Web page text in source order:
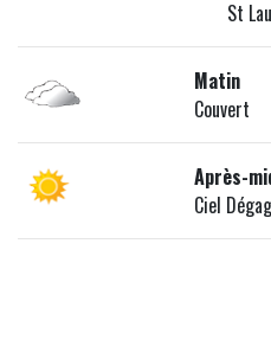
St
Matin
Couvert
Après-
Ciel